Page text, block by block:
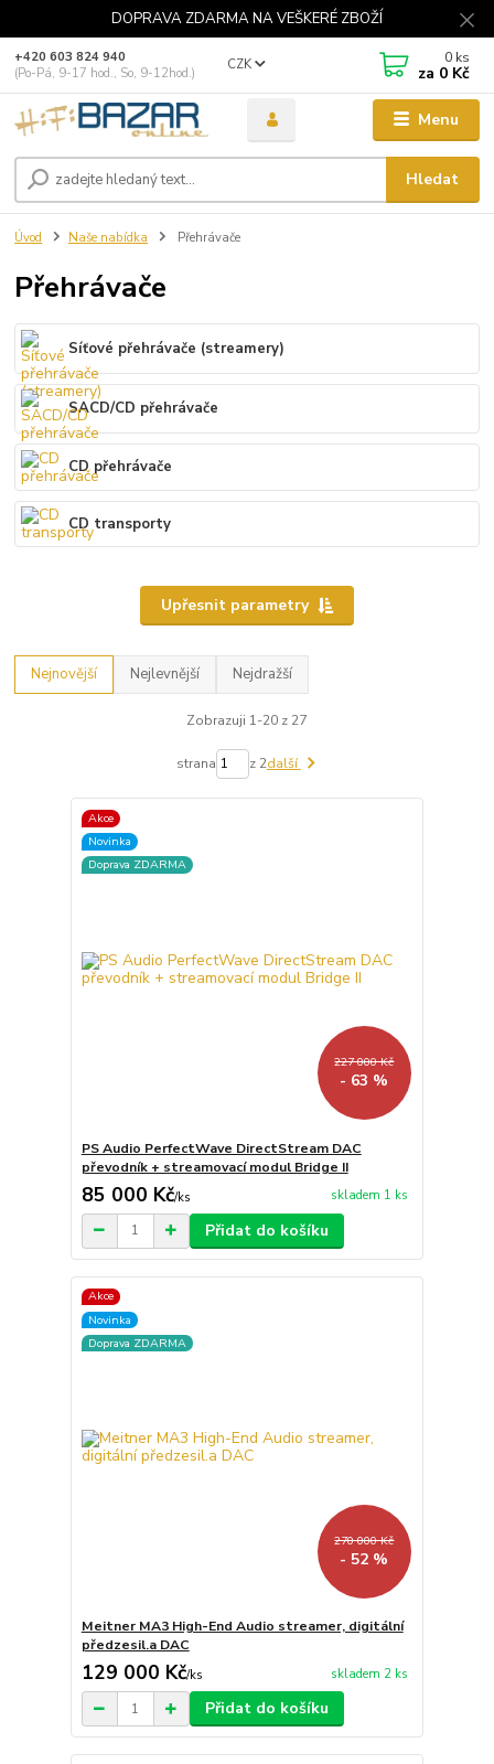
DOPRAVA ZDARMA NA VEŠKERÉ ZBOŽÍ
Menu
CZK
Hledat
+420 603 824 940
(Po-Pá, 9-17 hod., So, 9-12hod.)
0 ks
za 0 Kč
Úvod Naše nabídka Přehrávače
Přehrávače
Síťové přehrávače (streamery)
SACD/CD přehrávače
CD přehrávače
CD transporty
Upřesnit parametry
Nejnovější Nejlevnější Nejdražší
Zobrazuji 1-20 z 27
strana z 2další
Akce
Novinka
Doprava ZDARMA
227 000 Kč
- 63 %
PS Audio PerfectWave DirectStream DAC
převodník + streamovací modul Bridge II
85 000 Kč/ks skladem 1 ks
Přidat do košíku
Akce
Novinka
Doprava ZDARMA
270 000 Kč
- 52 %
Meitner MA3 High-End Audio streamer, digitální
předzesil.a DAC
129 000 Kč/ks skladem 2 ks
Přidat do košíku